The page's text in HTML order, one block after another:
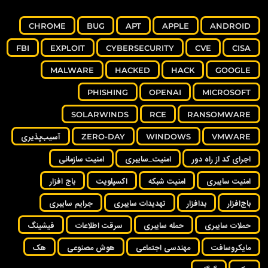
ANDROID
APPLE
APT
BUG
CHROME
CISA
CVE
CYBERSECURITY
EXPLOIT
FBI
GOOGLE
HACK
HACKED
MALWARE
MICROSOFT
OPENAI
PHISHING
RANSOMWARE
RCE
SOLARWINDS
VMWARE
WINDOWS
ZERO-DAY آسیب‌پذیری
اجرای کد از راه دور امنیت_سایبری امنیت سازمانی
امنیت سایبری امنیت شبکه اکسپلویت باج افزار
باج‌افزار بدافزار تهدیدات سایبری جرایم سایبری
حملات سایبری حمله سایبری سرقت اطلاعات فیشینگ
مایکروسافت مهندسی اجتماعی هوش مصنوعی هک